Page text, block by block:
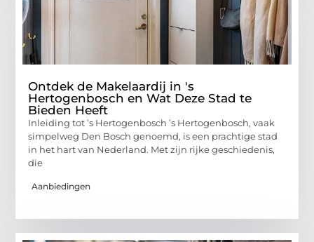
Ontdek de Makelaardij in 's
Hertogenbosch en Wat Deze Stad te
Bieden Heeft
Inleiding tot ’s Hertogenbosch ’s Hertogenbosch, vaak
simpelweg Den Bosch genoemd, is een prachtige stad
in het hart van Nederland. Met zijn rijke geschiedenis,
die
Aanbiedingen